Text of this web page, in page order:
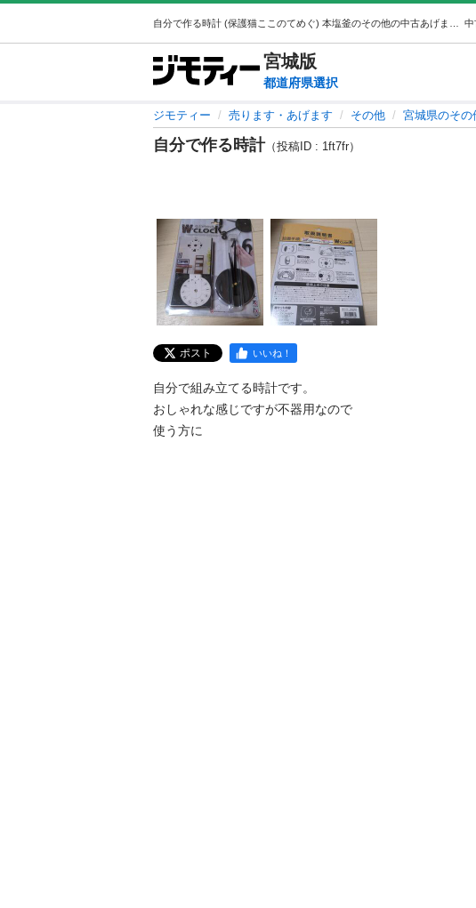
中
宮城版
都道府県選択
ジモティー 売ります・あげます その他 宮城県のその
自分で作る時計（投稿ID : 1ft7fr）
ポスト いいね！
自分で組み立てる時計です。
おしゃれな感じですが不器用なので
使う方に